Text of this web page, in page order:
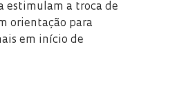
estimulam a troca de
orientação para
em início de